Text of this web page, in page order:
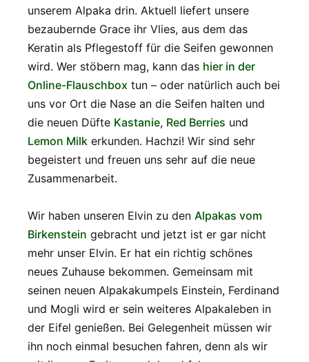
unserem Alpaka drin. Aktuell liefert unsere
bezaubernde Grace ihr Vlies, aus dem das
Keratin als Pflegestoff für die Seifen gewonnen
wird. Wer stöbern mag, kann das hier in der
Online-Flauschbox tun – oder natürlich auch bei
uns vor Ort die Nase an die Seifen halten und
die neuen Düfte Kastanie, Red Berries und
Lemon Milk erkunden. Hachzi! Wir sind sehr
begeistert und freuen uns sehr auf die neue
Zusammenarbeit.
Wir haben unseren Elvin zu den Alpakas vom
Birkenstein gebracht und jetzt ist er gar nicht
mehr unser Elvin. Er hat ein richtig schönes
neues Zuhause bekommen. Gemeinsam mit
seinen neuen Alpakakumpels Einstein, Ferdinand
und Mogli wird er sein weiteres Alpakaleben in
der Eifel genießen. Bei Gelegenheit müssen wir
ihn noch einmal besuchen fahren, denn als wir